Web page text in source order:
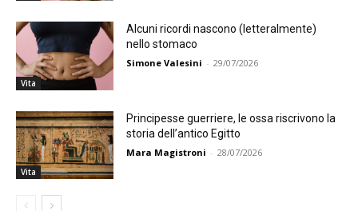
Vita
Alcuni ricordi nascono (letteralmente)
nello stomaco
Simone Valesini - 29/07/2026
Vita
Principesse guerriere, le ossa riscrivono la
storia dell’antico Egitto
Mara Magistroni - 28/07/2026